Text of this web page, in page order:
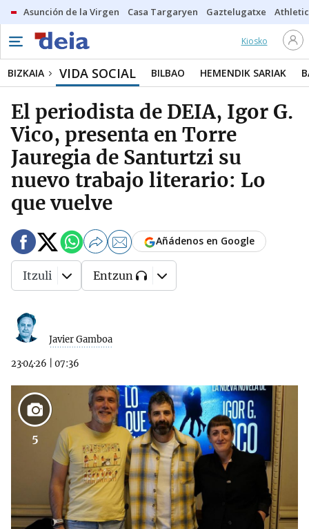
Asunción de la Virgen Casa Targaryen Gaztelugatxe Athletic
Kiosko
BIZKAIA VIDA SOCIAL BILBAO HEMENDIK SARIAK
El periodista de DEIA, Igor G.
Vico, presenta en Torre
Jauregia de Santurtzi su
nuevo trabajo literario: Lo
que vuelve
Javier Gamboa
23·04·26 07:36
Añádenos en Google
Itzuli Entzun
5